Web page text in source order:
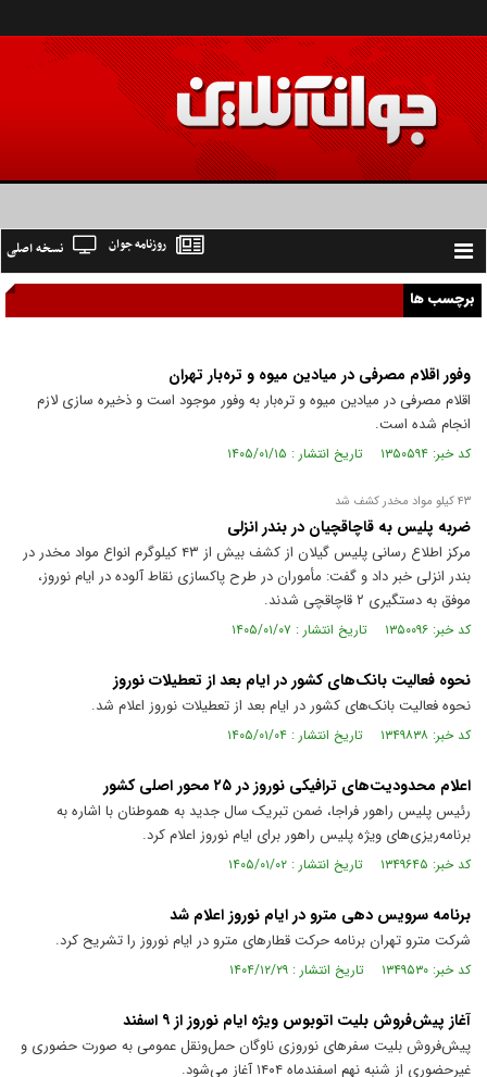
Toggle
navigation
نسخه اصلی روزنامه جوان
برچسب ها
وفور اقلام مصرفی در میادین میوه و تره‌بار تهران
اقلام مصرفی در میادین میوه و تره‌بار به وفور موجود است و ذخیره سازی لازم
انجام شده است.
کد خبر: ۱۳۵۰۵۹۴ تاریخ انتشار : ۱۴۰۵/۰۱/۱۵
۴۳ کیلو مواد مخدر کشف شد
ضربه پلیس به قاچاقچیان در بندر انزلی
مرکز اطلاع رسانی پلیس گیلان از کشف بیش از ۴۳ کیلوگرم انواع مواد مخدر در
بندر انزلی خبر داد و گفت: مأموران در طرح پاکسازی نقاط آلوده در ایام نوروز،
موفق به دستگیری ۲ قاچاقچی شدند.
کد خبر: ۱۳۵۰۰۹۶ تاریخ انتشار : ۱۴۰۵/۰۱/۰۷
نحوه فعالیت بانک‌های کشور در ایام بعد از تعطیلات نوروز
نحوه فعالیت بانک‌های کشور در ایام بعد از تعطیلات نوروز اعلام شد.
کد خبر: ۱۳۴۹۸۳۸ تاریخ انتشار : ۱۴۰۵/۰۱/۰۴
اعلام محدودیت‌های ترافیکی نوروز در ۲۵ محور اصلی کشور
رئیس پلیس راهور فراجا، ضمن تبریک سال جدید به هموطنان با اشاره به
برنامه‌ریزی‌های ویژه پلیس راهور برای ایام نوروز اعلام کرد.
کد خبر: ۱۳۴۹۶۴۵ تاریخ انتشار : ۱۴۰۵/۰۱/۰۲
برنامه سرویس دهی مترو در ایام نوروز اعلام شد
شرکت مترو تهران برنامه حرکت قطار‌های مترو در ایام نوروز را تشریح کرد.
کد خبر: ۱۳۴۹۵۳۰ تاریخ انتشار : ۱۴۰۴/۱۲/۲۹
آغاز پیش‌فروش بلیت اتوبوس ویژه ایام نوروز از ۹ اسفند
پیش‌فروش بلیت سفر‌های نوروزی ناوگان حمل‌ونقل عمومی به صورت حضوری و
غیرحضوری از شنبه نهم اسفندماه ۱۴۰۴ آغاز می‌شود.